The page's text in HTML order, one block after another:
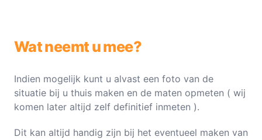
Wat neemt u mee?
Indien mogelijk kunt u alvast een foto van de
situatie bij u thuis maken en de maten opmeten ( wij
komen later altijd zelf definitief inmeten ).
Dit kan altijd handig zijn bij het eventueel maken van